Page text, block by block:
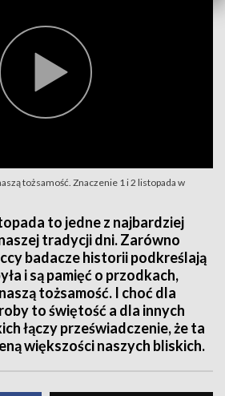
tożsamość. Znaczenie 1 i 2 listopada w
to jedne z najbardziej
tradycji dni. Zarówno
badacze historii podkreślają
i są pamięć o przodkach,
tożsamość. I choć dla
to świętość a dla innych
łączy przeświadczenie, że ta
większości naszych bliskich.